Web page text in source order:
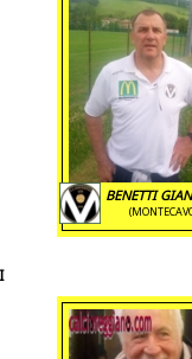
BENETTI